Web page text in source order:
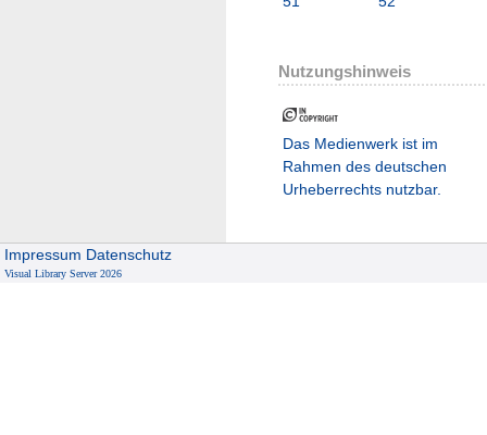
Nutzungshinweis
Das Medienwerk ist im
Rahmen des deutschen
Urheberrechts nutzbar.
Impressum Datenschutz
Visual Library Server 2026